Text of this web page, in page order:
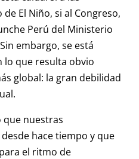
El Niño, si al Congreso,
Perú del Ministerio
embargo, se está
lo que resulta obvio
global: la gran debilidad
que nuestras
hace tiempo y que
el ritmo de